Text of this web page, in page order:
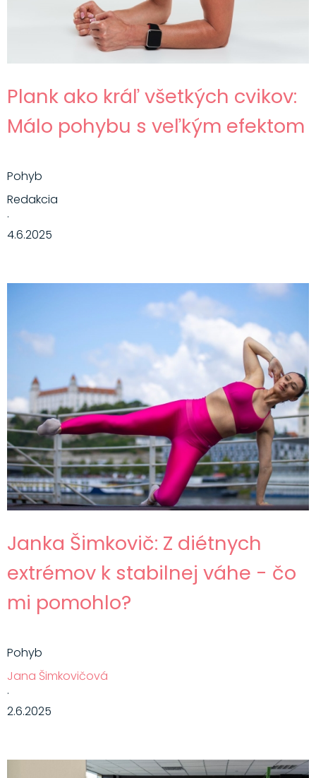
Plank ako kráľ všetkých cvikov:
Málo pohybu s veľkým efektom
Pohyb
Redakcia
·
4.6.2025
Janka Šimkovič: Z diétnych
extrémov k stabilnej váhe - čo
mi pomohlo?
Pohyb
Jana Šimkovičová
·
2.6.2025